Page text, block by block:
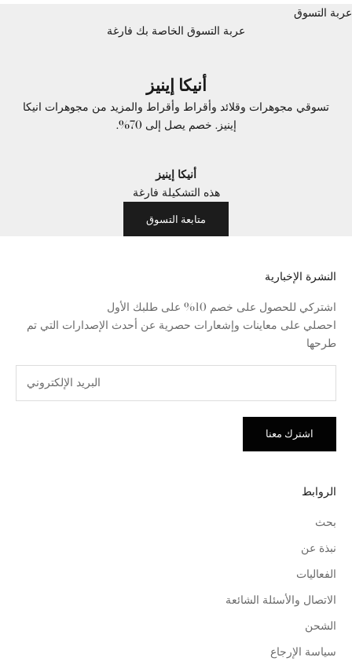
عربة التسوق
عربة التسوق الخاصة بك فارغة
أنيكا إينيز
تسوقي مجوهرات وقلائد وأقراط وأقراط والمزيد من مجوهرات انيكا
إينيز. خصم يصل إلى 70%.
أنيكا إينيز
هذه التشكيلة فارغة
متابعة التسوق
النشرة الإخبارية
اشتركي للحصول على خصم 10% على طلبك الأول
احصلي على معاينات وإشعارات حصرية عن أحدث الإصدارات التي تم
طرحها
اشترك معنا
الروابط
بحث
نبذة عن
الفعاليات
الاتصال والأسئلة الشائعة
الشحن
سياسة الإرجاع